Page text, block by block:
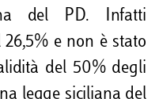
del PD. Infatti
26,5% e non è stato
del 50% degli
legge siciliana del